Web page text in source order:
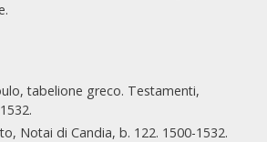
tabelione greco. Testamenti,
Notai di Candia, b. 122. 1500-1532.